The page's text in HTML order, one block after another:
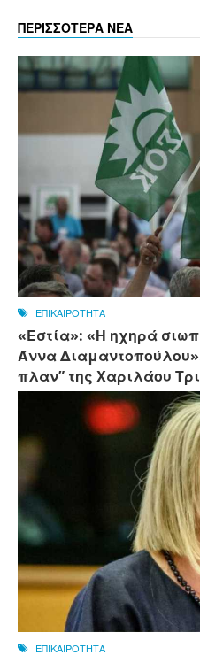
ΠΕΡΙΣΣΟΤΕΡΑ ΝΕΑ
ΕΠΙΚΑΙΡΟΤΗΤΑ
«Εστία»: «Η ηχηρά
Άννα
πλαν” της Χαριλάου
ΕΠΙΚΑΙΡΟΤΗΤΑ